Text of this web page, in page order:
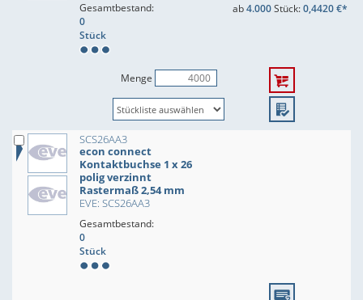
Gesamtbestand:
0
Stück
ab4.000Stück:0,4420 €*
Menge
SCS26AA3
econ connect
Kontaktbuchse 1 x 26
polig verzinnt
Rastermaß 2,54 mm
EVE: SCS26AA3
Gesamtbestand:
0
Stück